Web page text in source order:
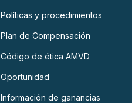
Políticas y procedimientos
Plan de Compensación
Código de ética AMVD
Oportunidad
Información de ganancias